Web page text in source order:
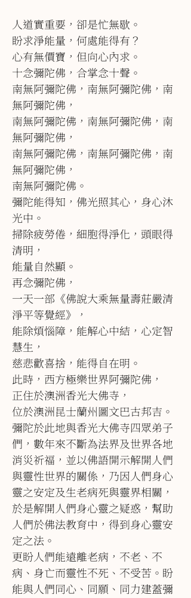
人道實重要，卻是忙無歇。
盼求淨能量，何處能得有？
心有無價寶，但向心內求。
十念彌陀佛，合掌念十聲。
南無阿彌陀佛，南無阿彌陀佛，南
無阿彌陀佛，
南無阿彌陀佛，南無阿彌陀佛，南
無阿彌陀佛，
南無阿彌陀佛，南無阿彌陀佛，南
無阿彌陀佛，
南無阿彌陀佛。
彌陀能得知，佛光照其心，身心沐
光中。
掃除疲勞倦，細胞得淨化，頭眼得
清明，
能量自然顯。
再念彌陀佛，
一天一部《佛說大乘無量壽莊嚴清
淨平等覺經》，
能除煩惱障，能解心中結，心定智
慧生，
慈悲歡喜捨，能得自在明。
此時，西方極樂世界阿彌陀佛，
正住於澳洲香光大佛寺，
位於澳洲昆士蘭州圖文巴古邦吉。
彌陀於此地與香光大佛寺四眾弟子
們，數年來不斷為法界及世界各地
消災祈福，並以佛語開示解開人們
與靈性世界的關係，乃因人們身心
靈之安定及生老病死與靈界相關，
於是解開人們身心靈之疑惑，幫助
人們於佛法教育中，得到身心靈安
定之法。
更盼人們能遠離老病，不老、不
病、身亡而靈性不死、不受苦。盼
能與人們同心、同願、同力建蓋彌